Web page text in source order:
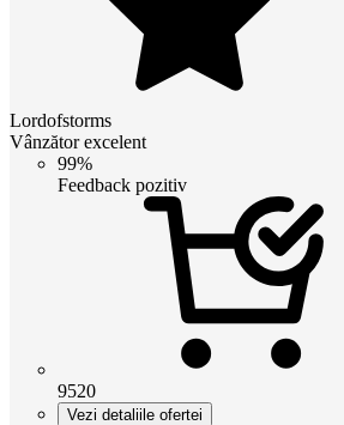
Lordofstorms
Vânzător excelent
99%
Feedback pozitiv
9520
Vezi detaliile ofertei